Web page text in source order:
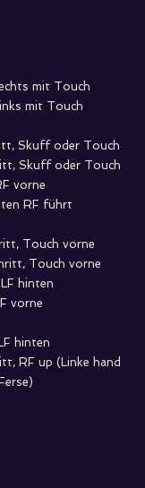
mit Touch
mit Touch
Skuff oder Touch
Skuff oder Touch
vorne
RF führt
Touch vorne
Touch vorne
hinten
vorne
hinten
RF up (Linke hand